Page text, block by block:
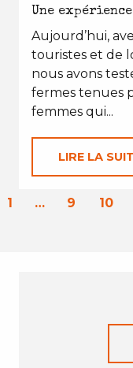
Une
Aujourd’hui,
touristes et de
nous avons
fermes tenues
femmes qui...
LIRE LA
1 … 9 10